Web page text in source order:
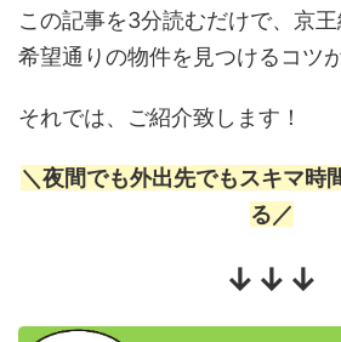
この記事を3分読むだけで、京
希望通りの物件を見つけるコツ
それでは、ご紹介致します！
＼夜間でも外出先でもスキマ時
る／
↓↓↓